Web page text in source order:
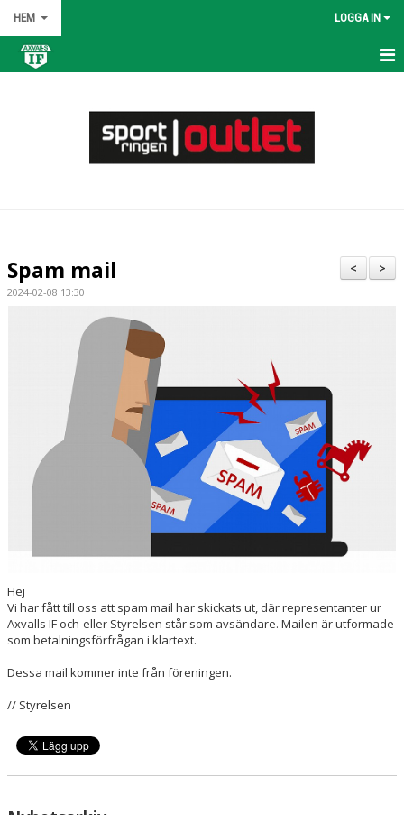
HEM LOGGA IN
BILDGALLERI
VÅRA LAG/TRÄNARE
SPONSORER
HEDERSUTNÄMNINGAR
>
<
Spam mail
2024-02-08 13:30
Hej
Vi har fått till oss att spam mail har skickats ut, där representanter ur
Axvalls IF och-eller Styrelsen står som avsändare. Mailen är utformade
som betalningsförfrågan i klartext.
Dessa mail kommer inte från föreningen.
// Styrelsen